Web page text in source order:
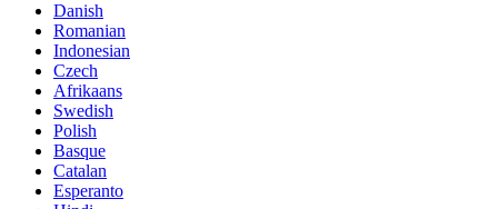
Danish
Romanian
Indonesian
Czech
Afrikaans
Swedish
Polish
Basque
Catalan
Esperanto